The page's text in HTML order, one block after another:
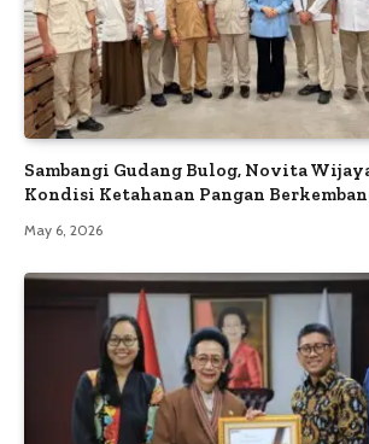
Sambangi Gudang Bulog, Novita
Kondisi Ketahanan Pangan
May 6, 2026